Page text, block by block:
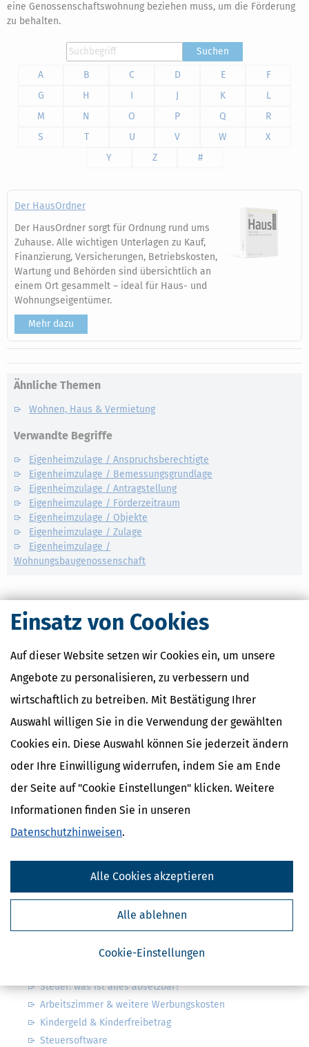
Einsatz von Cookies
Auf dieser Website setzen wir Cookies ein, um unsere
Angebote zu personalisieren, zu verbessern und
wirtschaftlich zu betreiben. Mit Bestätigung Ihrer
Auswahl willigen Sie in die Verwendung der gewählten
Cookies ein. Diese Auswahl können Sie jederzeit ändern
oder Ihre Einwilligung widerrufen, indem Sie am Ende
der Seite auf "Cookie Einstellungen" klicken. Weitere
Informationen finden Sie in unseren
Datenschutzhinweisen.
Cookie-Einstellungen
Alle ablehnen
Alle Cookies akzeptieren
eine Genossenschaftswohnung beziehen muss, um die Förderung
zu behalten.
Suchen
A
B C D E
F
G
H I J K
L
M
N O P Q
R
S
T U V W
X
Y
Z #
Der HausOrdner
Der HausOrdner sorgt für Ordnung rund ums
Zuhause. Alle wichtigen Unterlagen zu Kauf,
Finanzierung, Versicherungen, Betriebskosten,
Wartung und Behörden sind übersichtlich an
einem Ort gesammelt – ideal für Haus- und
Wohnungseigentümer.
Mehr dazu
Ähnliche Themen
Wohnen, Haus & Vermietung
Verwandte Begriffe
Eigenheimzulage / Anspruchsberechtigte
Eigenheimzulage / Bemessungsgrundlage
Eigenheimzulage / Antragstellung
Eigenheimzulage / Förderzeitraum
Eigenheimzulage / Objekte
Eigenheimzulage / Zulage
Eigenheimzulage /
Wohnungsbaugenossenschaft
Kostenlose Steuertipps & News
Absenden
Steuertipps
Steuertipps Selbstständige
von Steuertipps abonnieren. Die
Datenschutzhinweisehabe ich gelesen.
Meine Einwilligung kann ich jederzeit durch
Abbestellung des Newsletters widerrufen.
Steuer: was ist alles absetzbar?
Arbeitszimmer & weitere Werbungskosten
Kindergeld & Kinderfreibetrag
Steuersoftware